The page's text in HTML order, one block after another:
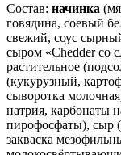
Состав: начинка
говядина, соевый
свежий, соус
сыром «Chedder со
растительное
(кукурузный,
сыворотка
натрия, карбонаты
пирофосфаты), сыр
закваска